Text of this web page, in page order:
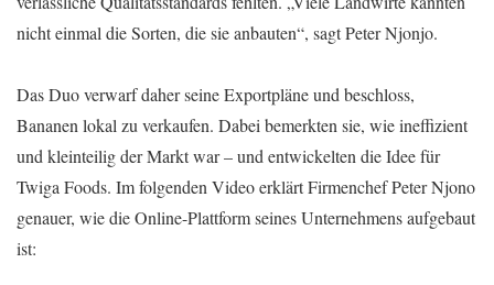
nicht einmal die Sorten, die sie anbauten“, sagt Peter Njonjo.
Das Duo verwarf daher seine Exportpläne und beschloss,
Bananen lokal zu verkaufen. Dabei bemerkten sie, wie ineffizient
und kleinteilig der Markt war – und entwickelten die Idee für
Twiga Foods. Im folgenden Video erklärt Firmenchef Peter Njono
genauer, wie die Online-Plattform seines Unternehmens aufgebaut
ist: